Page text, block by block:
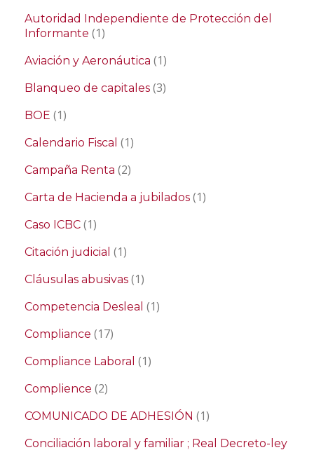
Autoridad Independiente de Protección del
Informante (1)
Aviación y Aeronáutica (1)
Blanqueo de capitales (3)
BOE (1)
Calendario Fiscal (1)
Campaña Renta (2)
Carta de Hacienda a jubilados (1)
Caso ICBC (1)
Citación judicial (1)
Cláusulas abusivas (1)
Competencia Desleal (1)
Compliance (17)
Compliance Laboral (1)
Complience (2)
COMUNICADO DE ADHESIÓN (1)
Conciliación laboral y familiar ; Real Decreto-ley